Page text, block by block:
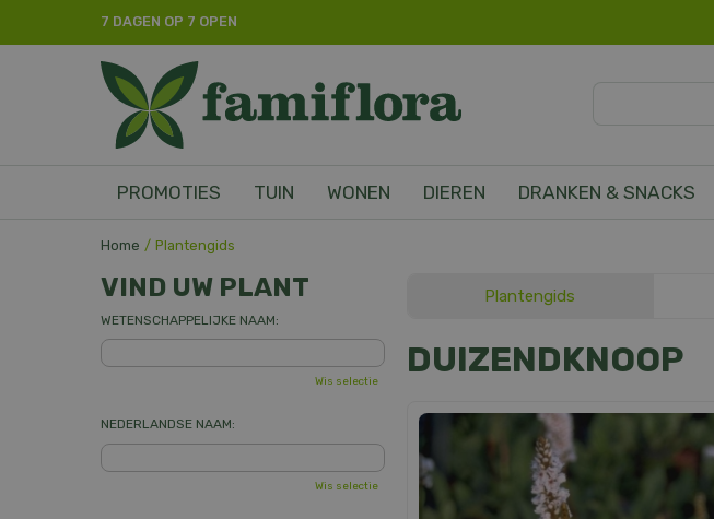
Home Plantengids
7 DAGEN OP 7 OPEN
PROMOTIES TUIN WONEN DIEREN DRANKEN & SNACKS
Plantengids
DUIZENDKNOOP
VIND UW PLANT
WETENSCHAPPELIJKE NAAM:
Wis selectie
NEDERLANDSE NAAM:
Wis selectie